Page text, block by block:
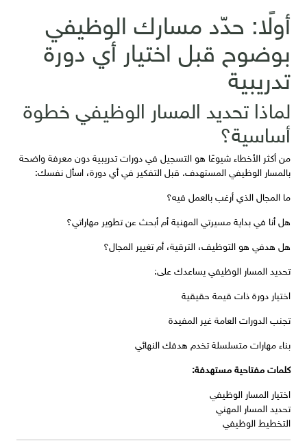
أولًا: حدّد مسارك الوظيفي
بوضوح قبل اختيار أي دورة
تدريبية
لماذا تحديد المسار الوظيفي خطوة
أساسية؟
من أكثر الأخطاء شيوعًا هو التسجيل في دورات تدريبية دون معرفة واضحة
بالمسار الوظيفي المستهدف. قبل التفكير في أي دورة، اسأل نفسك:
ما المجال الذي أرغب بالعمل فيه؟
هل أنا في بداية مسيرتي المهنية أم أبحث عن تطوير مهاراتي؟
هل هدفي هو التوظيف، الترقية، أم تغيير المجال؟
تحديد المسار الوظيفي يساعدك على:
اختيار دورة ذات قيمة حقيقية
تجنب الدورات العامة غير المفيدة
بناء مهارات متسلسلة تخدم هدفك النهائي
كلمات مفتاحية مستهدفة:
اختيار المسار الوظيفي
تحديد المسار المهني
التخطيط الوظيفي